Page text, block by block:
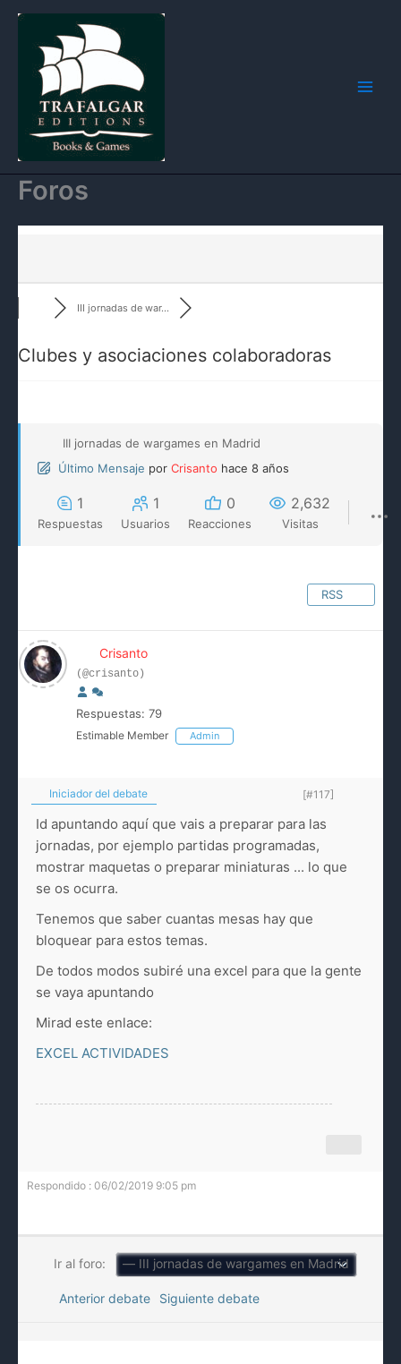
contenido
Foros
III jornadas de war...
Clubes y asociaciones colaboradoras
III jornadas de wargames en Madrid
Último Mensaje por Crisanto hace 8 años
1
Respuestas
1
Usuarios
0
Reacciones
2,632
Visitas
RSS
Crisanto
(@crisanto)
Respuestas: 79
Estimable Member Admin
Iniciador del debate [#117]
Id apuntando aquí que vais a preparar para las
jornadas, por ejemplo partidas programadas,
mostrar maquetas o preparar miniaturas ... lo que
se os ocurra.
Tenemos que saber cuantas mesas hay que
bloquear para estos temas.
De todos modos subiré una excel para que la gente
se vaya apuntando
Mirad este enlace:
EXCEL ACTIVIDADES
Respondido : 06/02/2019 9:05 pm
Ir al foro:
Anterior debate Siguiente debate